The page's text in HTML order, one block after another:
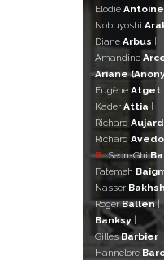
Elodie Antoine
Nobuyoshi
Diane Arbus
Amandine
Ariane
Eugène Atget
Kader Attia
Richard Aujard
Richard
B Seon-Ghi
Fatemeh
Nasser
RogerBallen|
Banksy
GillesBarbier
Hannelore